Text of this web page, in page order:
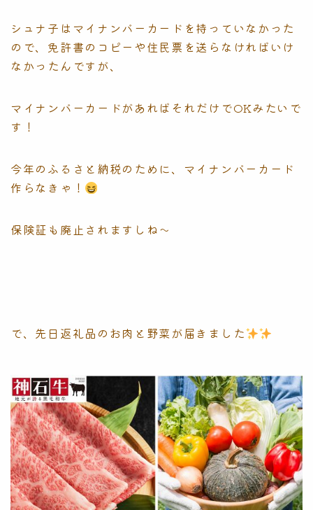
シュナ子はマイナンバーカードを持っていなかった
ので、免許書のコピーや住民票を送らなければいけ
なかったんですが、
マイナンバーカードがあればそれだけでOKみたいで
す！
今年のふるさと納税のために、マイナンバーカード
作らなきゃ！
保険証も廃止されますしね〜
で、先日返礼品のお肉と野菜が届きました